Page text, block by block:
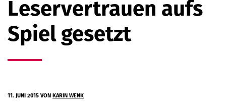
MEDIEN
Leservertrauen aufs
Spiel gesetzt
11. JUNI 2015VONKARIN WENK